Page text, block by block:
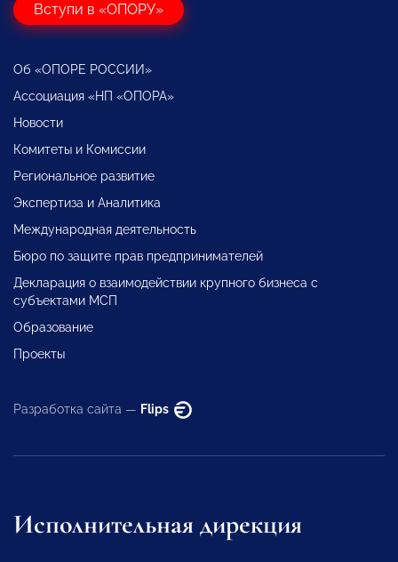
Вступи в «ОПОРУ»
Об «ОПОРЕ РОССИИ»
Ассоциация «НП «ОПОРА»
Новости
Комитеты и Комиссии
Региональное развитие
Экспертиза и Аналитика
Международная деятельность
Бюро по защите прав предпринимателей
Декларация о взаимодействии крупного бизнеса с
субъектами МСП
Образование
Проекты
Разработка сайта — Flips
Исполнительная дирекция